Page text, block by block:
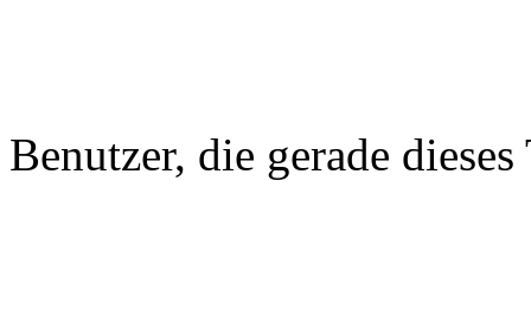
Benutzer, die gerade